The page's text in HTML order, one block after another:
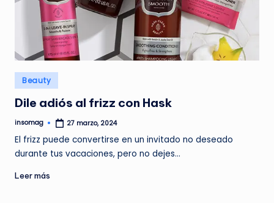
I
N
E
Publicado
en
Beauty
Dile adiós al frizz con Hask
Publicado
insomag 27 marzo, 2024
El frizz puede convertirse en un invitado no deseado
durante tus vacaciones, pero no dejes…
Leer más